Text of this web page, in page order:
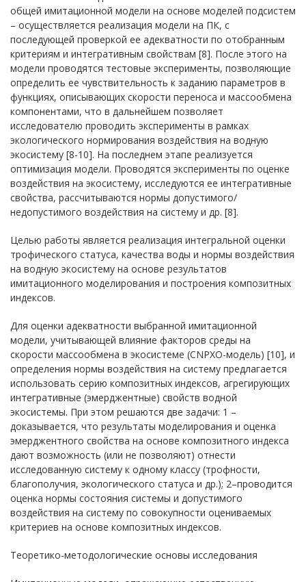
общей имитационной модели на основе моделей подсистем
– осуществляется реализация модели на ПК, с
последующей проверкой ее адекватности по отобранным
критериям и интегративным свойствам [8]. После этого на
модели проводятся тестовые эксперименты, позволяющие
определить ее чувствительность к заданию параметров в
функциях, описывающих скорости переноса и массообмена
компонентами, что в дальнейшем позволяет
исследователю проводить эксперименты в рамках
экологического нормирования воздействия на водную
экосистему [8-10]. На последнем этапе реализуется
оптимизация модели. Проводятся эксперименты по оценке
воздействия на экосистему, исследуются ее интегративные
свойства, рассчитываются нормы допустимого/
недопустимого воздействия на систему и др. [8].
Целью работы является реализация интегральной оценки
трофического статуса, качества воды и нормы воздействия
на водную экосистему на основе результатов
имитационного моделирования и построения композитных
индексов.
Для оценки адекватности выбранной имитационной
модели, учитывающей влияние факторов среды на
скорости массообмена в экосистеме (CNPXО-модель) [10], и
определения нормы воздействия на систему предлагается
использовать серию композитных индексов, агрегирующих
интегративные (эмерджентные) свойств водной
экосистемы. При этом решаются две задачи: 1 –
доказывается, что результаты моделирования и оценка
эмерджентного свойства на основе композитного индекса
дают возможность (или не позволяют) отнести
исследованную систему к одному классу (трофности,
благополучия, экологического статуса и др.); 2–проводится
оценка нормы состояния системы и допустимого
воздействия на систему по совокупности оцениваемых
критериев на основе композитных индексов.
Теоретико-методологические основы исследования